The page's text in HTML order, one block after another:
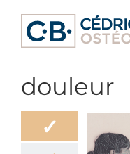
contenu
douleur
✓